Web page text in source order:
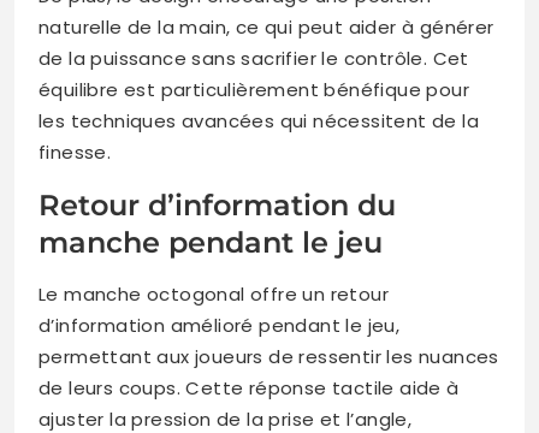
naturelle de la main, ce qui peut aider à générer
de la puissance sans sacrifier le contrôle. Cet
équilibre est particulièrement bénéfique pour
les techniques avancées qui nécessitent de la
finesse.
Retour d’information du
manche pendant le jeu
Le manche octogonal offre un retour
d’information amélioré pendant le jeu,
permettant aux joueurs de ressentir les nuances
de leurs coups. Cette réponse tactile aide à
ajuster la pression de la prise et l’angle,